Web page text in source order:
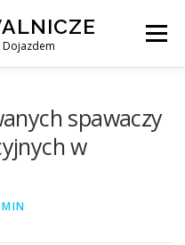
Dojazdem
Menu
spawaczy
w